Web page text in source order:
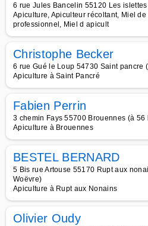
6 rue Jules Bancelin 55120 Les
Apiculture, Apiculteur récoltant, Miel
professionnel, Miel d apicult
Christophe Becker
6 rue Gué le Loup 54730 Saint pancre
Apiculture à Saint Pancré
Fabien Perrin
3 chemin Fays 55700 Brouennes (à 56
Apiculture à Brouennes
BESTEL BERNARD
5 Bis rue Artouse 55170 Rupt aux
Woëvre)
Apiculture à Rupt aux Nonains
Olivier Oudy